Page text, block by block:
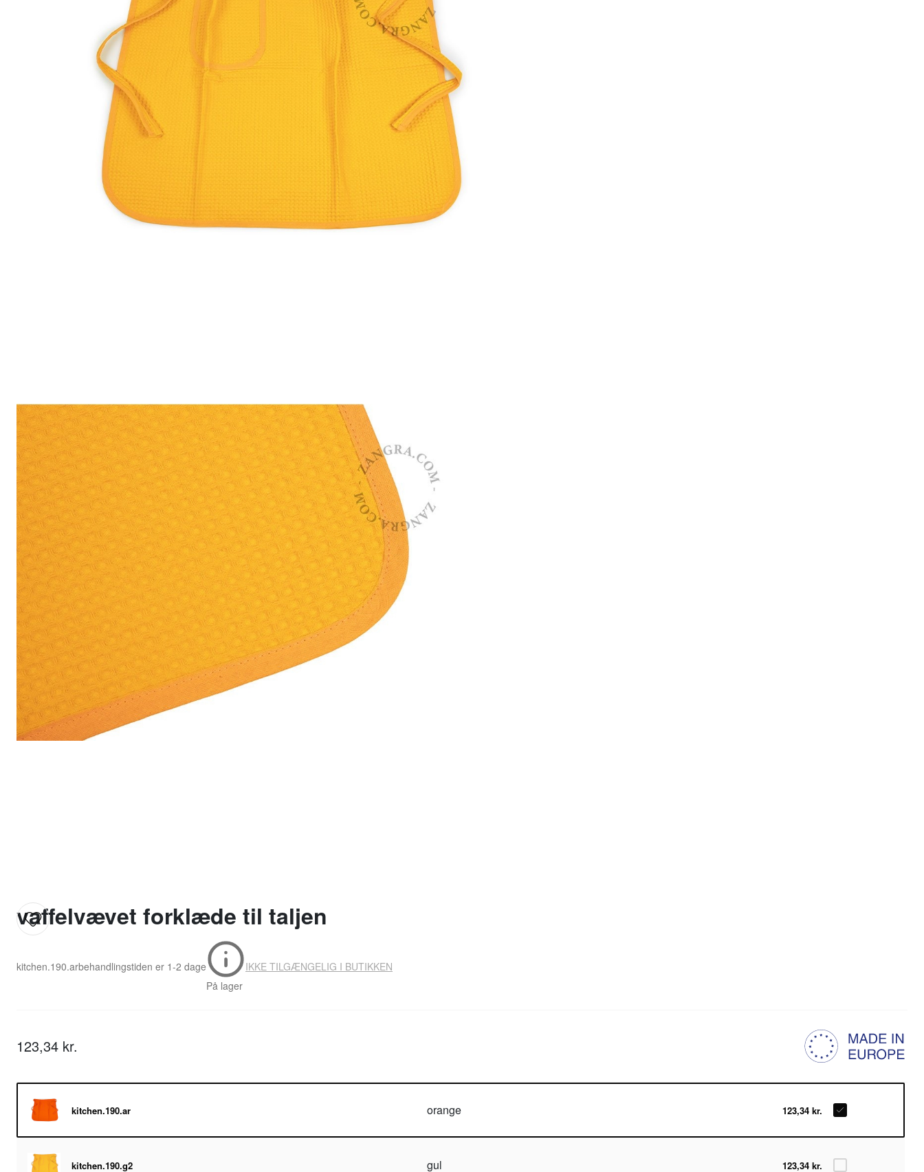
vaffelvævet forklæde til taljen
kitchen.190.arbehandlingstiden er 1-2 dage
På lager
IKKE TILGÆNGELIG I BUTIKKEN
123,34 kr.
kitchen.190.ar orange 123,34 kr.
kitchen.190.g2 gul 123,34 kr.